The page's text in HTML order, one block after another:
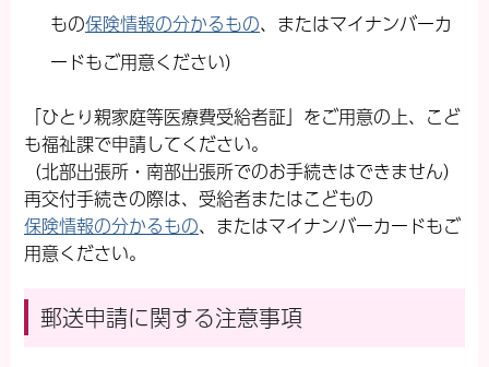
もの保険情報の分かるもの、またはマイナンバーカ
ードもご用意ください）
「ひとり親家庭等医療費受給者証」をご用意の上、こど
も福祉課で申請してください。
（北部出張所・南部出張所でのお手続きはできません）
再交付手続きの際は、受給者またはこどもの
保険情報の分かるもの、またはマイナンバーカードもご
用意ください。
郵送申請に関する注意事項